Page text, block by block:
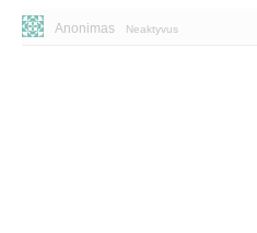
Anonimas Neaktyvus